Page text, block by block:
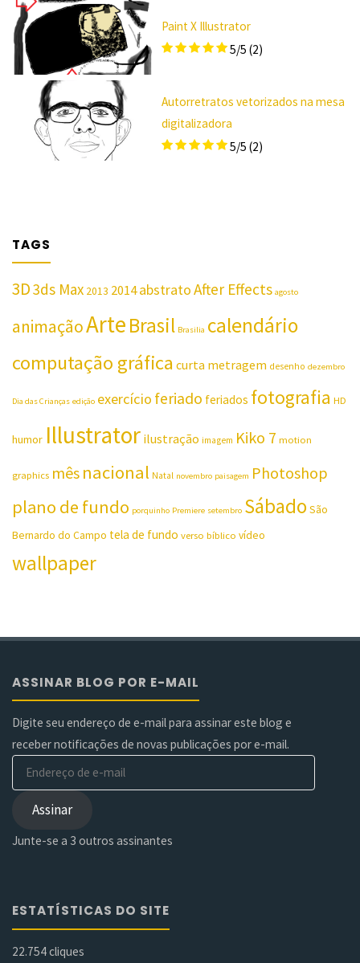
Paint X Illustrator
5/5 (2)
Autorretratos vetorizados na mesa
digitalizadora
5/5 (2)
TAGS
3D3ds Max 2013 2014abstratoAfter Effects agosto
animaçãoArteBrasil Brasilia calendário
computação gráfica curta metragem desenho dezembro
Dia das Crianças edição exercício feriado feriados fotografia HD
humor Illustrator ilustração imagem Kiko 7 motion
graphics mês nacional Natal novembro paisagem Photoshop
plano de fundo porquinho Premiere setembro Sábado São
Bernardo do Campo tela de fundo verso bíblico vídeo
wallpaper
ASSINAR BLOG POR E-MAIL
Digite seu endereço de e-mail para assinar este blog e
receber notificações de novas publicações por e-mail.
Endereço
de
Assinar
Junte-se a 3 outros assinantes
ESTATÍSTICAS DO SITE
22.754 cliques